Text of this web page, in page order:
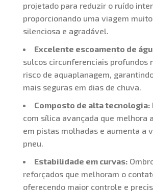
projetado para reduzir o ruído
proporcionando uma viagem
silenciosa e agradável.
Excelente escoamento de
sulcos circunferenciais profundos
risco de aquaplanagem,
mais seguras em dias de chuva.
Composto de alta tecnologia:
com sílica avançada que melhora
em pistas molhadas e aumenta a
pneu.
Estabilidade em curvas:
reforçados que melhoram o
oferecendo maior controle e